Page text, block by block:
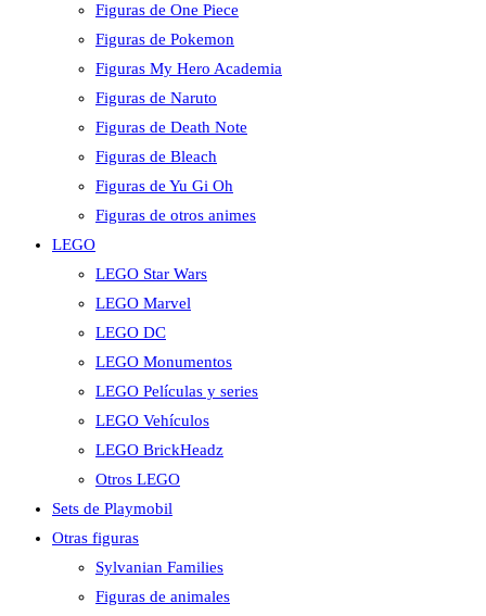
Figuras de One Piece
Figuras de Pokemon
Figuras My Hero Academia
Figuras de Naruto
Figuras de Death Note
Figuras de Bleach
Figuras de Yu Gi Oh
Figuras de otros animes
LEGO
LEGO Star Wars
LEGO Marvel
LEGO DC
LEGO Monumentos
LEGO Películas y series
LEGO Vehículos
LEGO BrickHeadz
Otros LEGO
Sets de Playmobil
Otras figuras
Sylvanian Families
Figuras de animales